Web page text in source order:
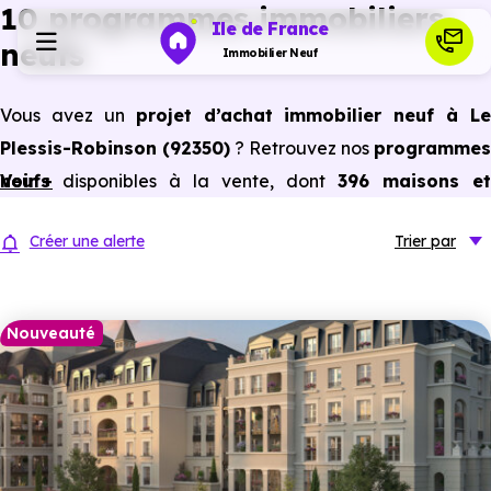
Ile de France
Immobilier Neuf
Programmes neufs
Actualités
Ressources
Financer
10 programmes immobiliers
neufs
Vous avez un projet d’achat immobilier neuf à Le
Plessis-Robinson (92350) ? Retrouvez nos programmes
neufsdisponibles à la vente, dont 396 maisons et
prix promoteuret
à Le Plessis-Robinson (92350), vous pouvez aussi
bénéficier des avantages du neuf :PTZ, TVA réduite
dans certains cas, frais de notaire réduits, bonnes
performances énergétiques, garanties constructeur, etc.
Voir +
Créer une alerte Trier par
Nouveauté